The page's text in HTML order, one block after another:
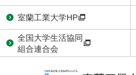
室蘭工業大学HP
全国大学生活協同
組合連合会